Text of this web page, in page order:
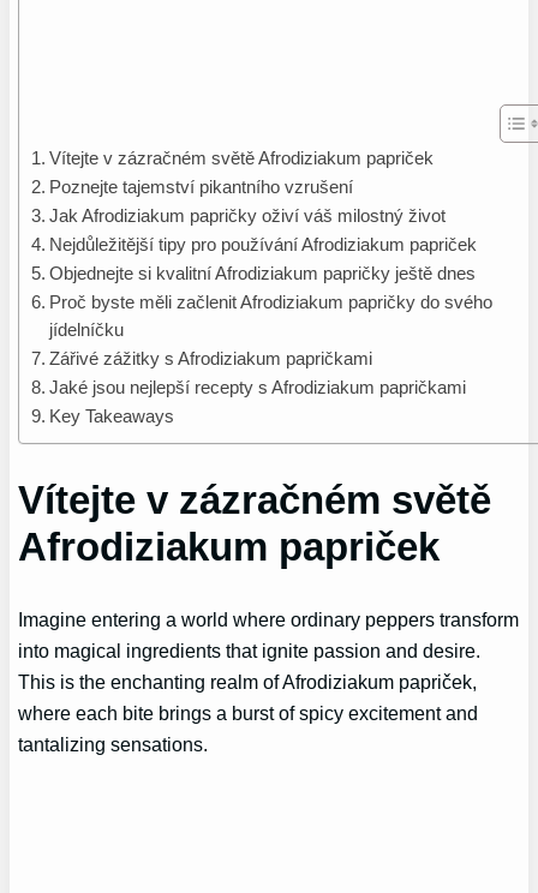
Vítejte v zázračném světě Afrodiziakum papriček
Poznejte tajemství pikantního vzrušení
Jak Afrodiziakum papričky oživí váš milostný život
Nejdůležitější tipy pro používání Afrodiziakum papriček
Objednejte si kvalitní Afrodiziakum papričky ještě dnes
Proč byste měli začlenit Afrodiziakum papričky do svého
jídelníčku
Zářivé zážitky s Afrodiziakum papričkami
Jaké jsou nejlepší recepty s Afrodiziakum papričkami
Key Takeaways
Vítejte v zázračném světě
Afrodiziakum papriček
Imagine entering a world where ordinary peppers transform
into magical ingredients that ignite passion and desire.
This is the enchanting realm of Afrodiziakum papriček,
where each bite brings a burst of spicy excitement and
tantalizing sensations.